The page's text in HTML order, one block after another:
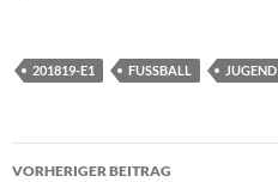
201819-E1 FUSSBALL JUGEND
Beitragsnavigation
VORHERIGER BEITRAG